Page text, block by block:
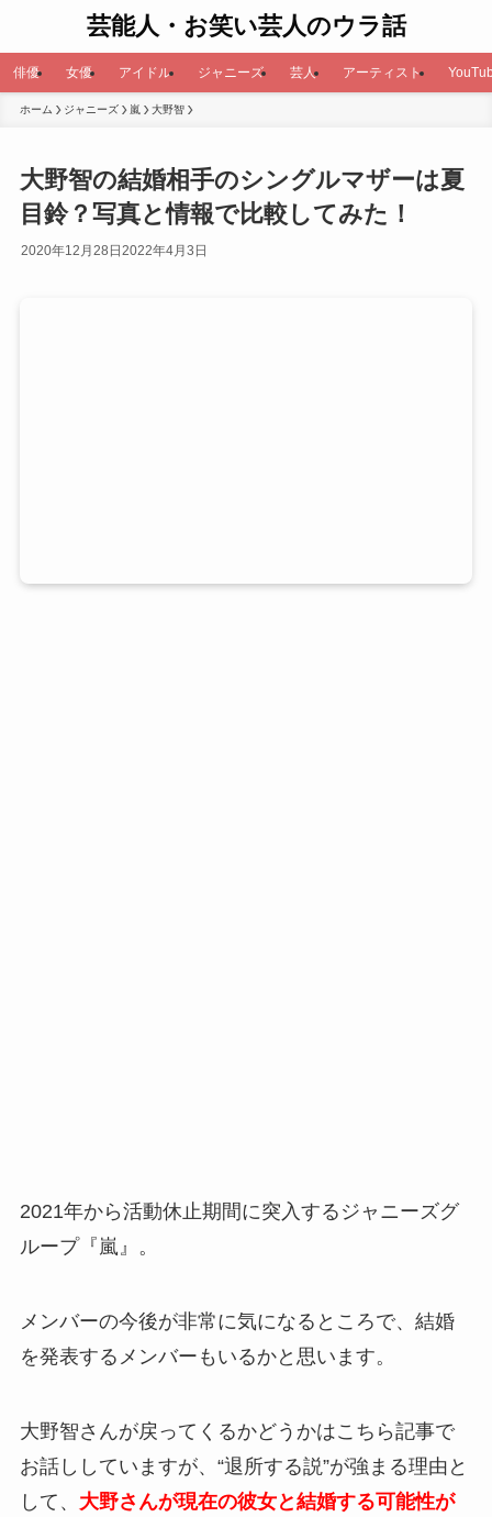
芸能人・お笑い芸人のウラ話
俳優 女優 アイドル ジャニーズ 芸人 アーティスト
ホーム ジャニーズ 嵐 大野智
大野智の結婚相手のシングルマザーは夏
目鈴？写真と情報で比較してみた！
2020年12月28日 2022年4月3日
2021年から活動休止期間に突入するジャニーズグ
ループ『嵐』。
メンバーの今後が非常に気になるところで、結婚
を発表するメンバーもいるかと思います。
大野智さんが戻ってくるかどうかはこちら記事で
お話ししていますが、“退所する説”が強まる理由と
して、 大野さんが現在の彼女と結婚する可能性が